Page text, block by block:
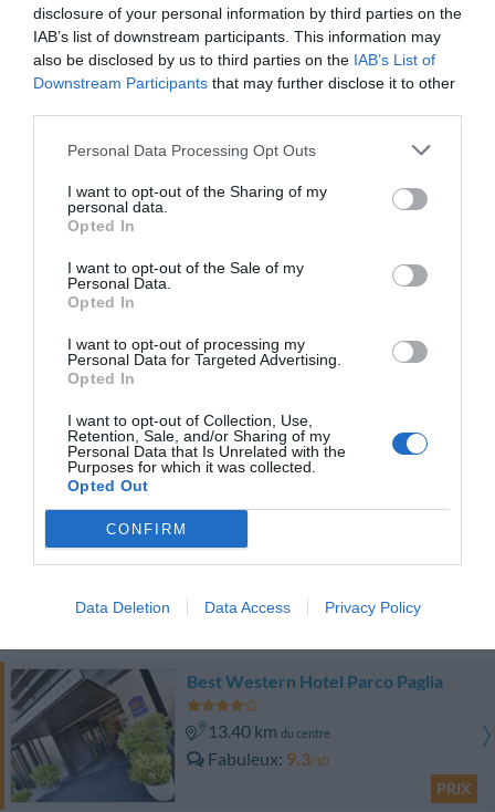
disclosure of your personal information by third parties on the
IAB’s list of downstream participants. This information may
also be disclosed by us to third parties on the IAB’s List of
Downstream Participants that may further disclose it to other
Personal Data Processing Opt Outs
I want to opt-out of the Sharing of my
personal data.
Opted In
I want to opt-out of the Sale of my
Personal Data.
Opted In
I want to opt-out of processing my
Personal Data for Targeted Advertising.
Opted In
I want to opt-out of Collection, Use,
Retention, Sale, and/or Sharing of my
Personal Data that Is Unrelated with the
Purposes for which it was collected.
Opted Out
CONFIRM
Data Deletion Data Access Privacy Policy
Hotel Piccolo Mondo
6.30 km
Très bien 8.4
Hotel Duca Degli Abruzzi
Superbe 8.6
Grand Hotel Montesilvano
8.40 km du centre
Superbe 8.9/10
8.40 km
Très bien /10
Best Western Hotel Parco Paglia
13.40 km du centre
Fabuleux 9.3/10
PRIX